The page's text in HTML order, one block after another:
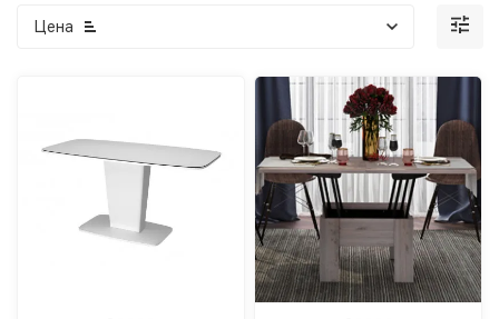
Цена